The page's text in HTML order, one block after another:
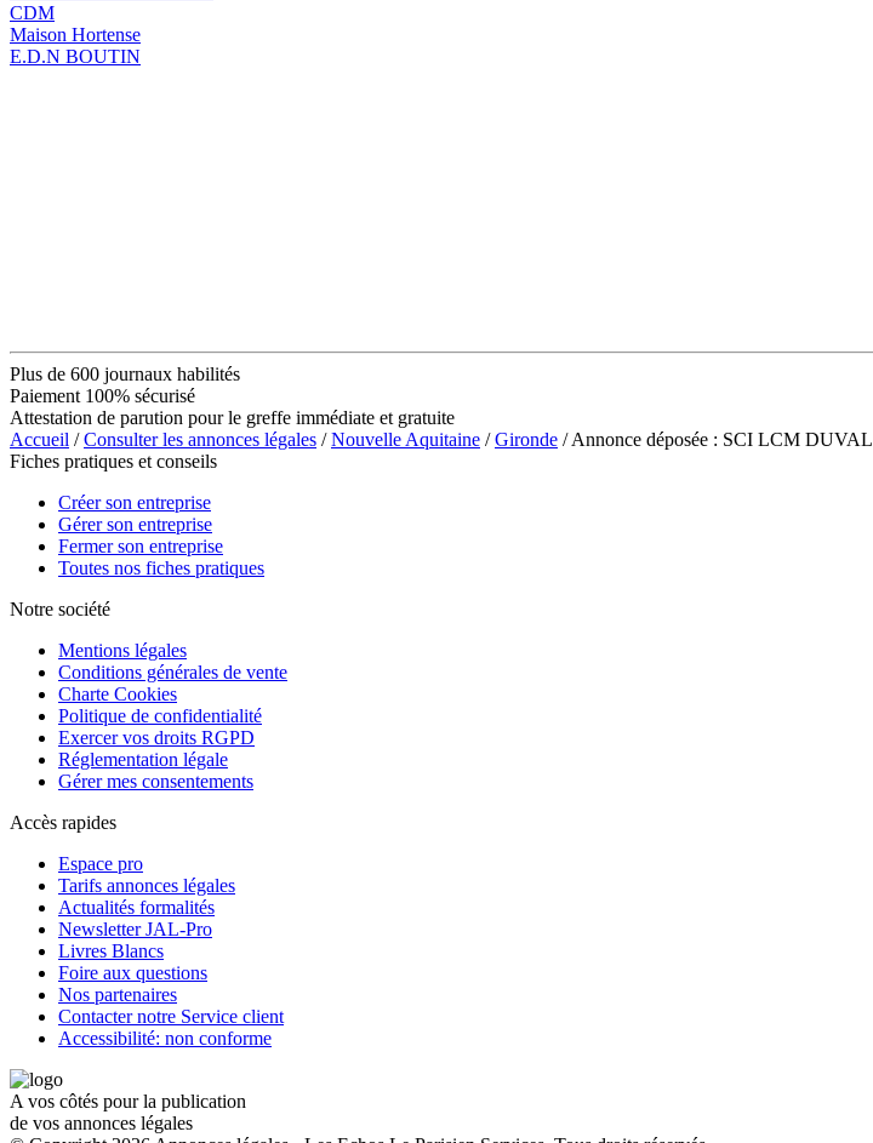
CDM
Maison Hortense
E.D.N BOUTIN
Plus de 600 journaux habilités
Paiement 100% sécurisé
Attestation de parution pour le greffe immédiate et gratuite
Accueil /Consulter les annonces légales /Nouvelle Aquitaine /Gironde / Annonce déposée : SCI LCM DUVAL
Fiches pratiques et conseils
Créer son entreprise
Gérer son entreprise
Fermer son entreprise
Toutes nos fiches pratiques
Notre société
Mentions légales
Conditions générales de vente
Charte Cookies
Politique de confidentialité
Exercer vos droits RGPD
Réglementation légale
Gérer mes consentements
Accès rapides
Espace pro
Tarifs annonces légales
Actualités formalités
Newsletter JAL-Pro
Livres Blancs
Foire aux questions
Nos partenaires
Contacter notre Service client
Accessibilité: non conforme
A vos côtés pour la publication
de vos annonces légales